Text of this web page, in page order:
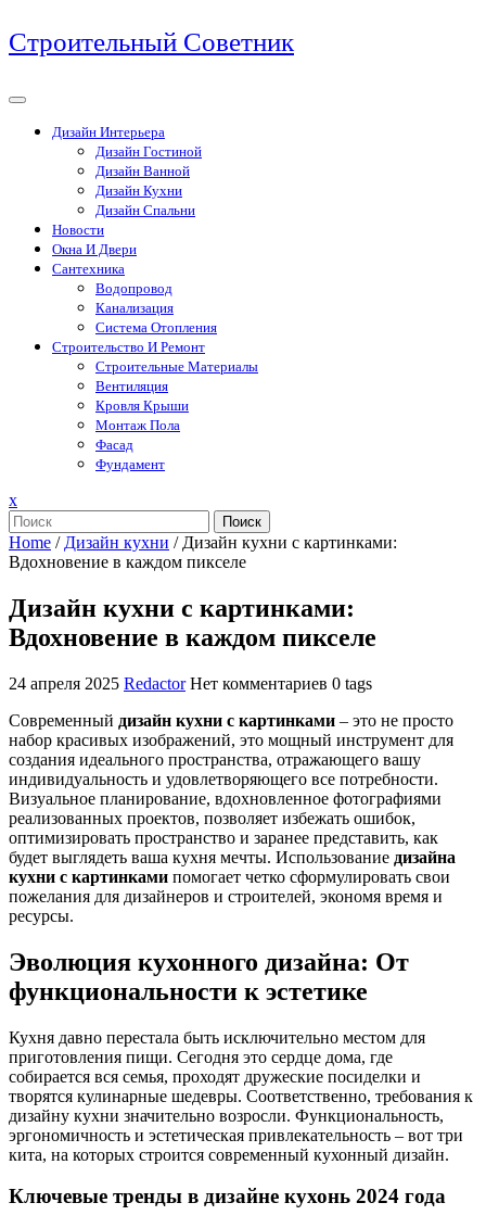
Перейти
к
Строительный Советник
Дизайн Интерьера
Дизайн Гостиной
Дизайн Ванной
Дизайн Кухни
Дизайн Спальни
Новости
Окна И Двери
Сантехника
Водопровод
Канализация
Система Отопления
Строительство И Ремонт
Строительные Материалы
Вентиляция
Кровля Крыши
Монтаж Пола
Фасад
Фундамент
xЗакрыть
меню
Поиск
Home / Дизайн кухни / Дизайн кухни с картинками:
Вдохновение в каждом пикселе
Дизайн кухни с картинками:
Вдохновение в каждом пикселе
24 апреля 2025 Redactor Нет комментариев 0 tags
Современный дизайн кухни с картинками – это не просто
набор красивых изображений, это мощный инструмент для
создания идеального пространства, отражающего вашу
индивидуальность и удовлетворяющего все потребности.
Визуальное планирование, вдохновленное фотографиями
реализованных проектов, позволяет избежать ошибок,
оптимизировать пространство и заранее представить, как
будет выглядеть ваша кухня мечты. Использование дизайна
кухни с картинками помогает четко сформулировать свои
пожелания для дизайнеров и строителей, экономя время и
ресурсы.
Эволюция кухонного дизайна: От
функциональности к эстетике
Кухня давно перестала быть исключительно местом для
приготовления пищи. Сегодня это сердце дома, где
собирается вся семья, проходят дружеские посиделки и
творятся кулинарные шедевры. Соответственно, требования к
дизайну кухни значительно возросли. Функциональность,
эргономичность и эстетическая привлекательность – вот три
кита, на которых строится современный кухонный дизайн.
Ключевые тренды в дизайне кухонь 2024 года